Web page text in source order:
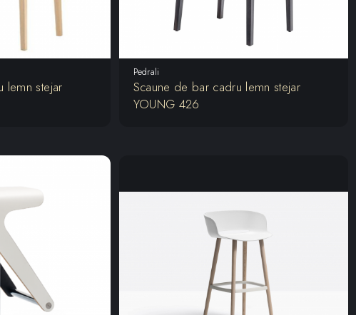
lemn stejar
Pedrali
Scaune de bar cadru lemn stejar
YOUNG 426